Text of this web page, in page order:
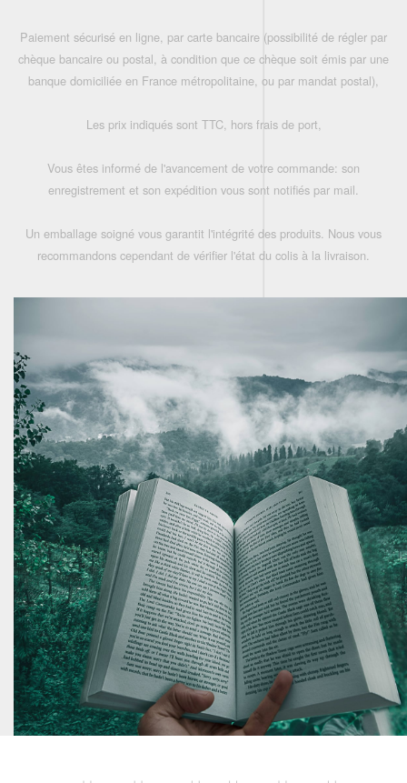
Paiement sécurisé en ligne, par carte bancaire (possibilité de régler par
chèque bancaire ou postal, à condition que ce chèque soit émis par une
banque domiciliée en France métropolitaine, ou par mandat postal),
Les prix indiqués sont TTC, hors frais de port,
Vous êtes informé de l'avancement de votre commande: son
enregistrement et son expédition vous sont notifiés par mail.
Un emballage soigné vous garantit l'intégrité des produits. Nous vous
recommandons cependant de vérifier l'état du colis à la livraison.